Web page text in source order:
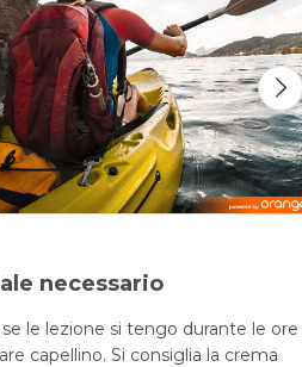
necessario
le lezione si tengo durante le ore
capellino. Si consiglia la crema